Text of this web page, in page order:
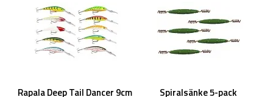
Rapala Deep Tail Dancer 9cm
Spiralsänke 5-pack